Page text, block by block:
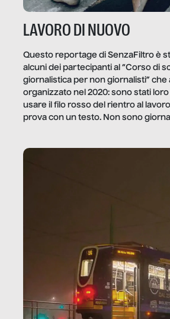
LAVORO DI NUOVO
Questo reportage di SenzaFiltro è
alcuni dei partecipanti al “Corso di
giornalistica per non giornalisti” che
organizzato nel 2020: sono stati
usare il filo rosso del rientro al
prova con un testo. Non sono